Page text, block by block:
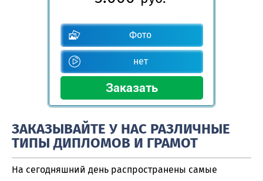
Фото
нет
ЗАКАЗЫВАЙТЕ У НАС РАЗЛИЧНЫЕ
ТИПЫ ДИПЛОМОВ И ГРАМОТ
На сегодняшний день распространены самые